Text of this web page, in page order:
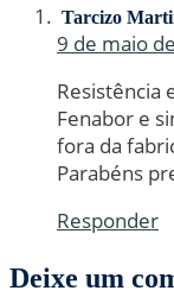
Tarcizo
9 de maio
Resistência
Fenabor e
fora da
Parabéns
Responder
Deixe um